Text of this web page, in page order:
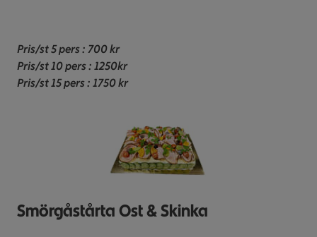
Pris/st 5 pers: 700 kr
Pris/st 10 pers : 1250kr
Pris/st 15 pers : 1750 kr
Smörgåstårta Ost & Skinka